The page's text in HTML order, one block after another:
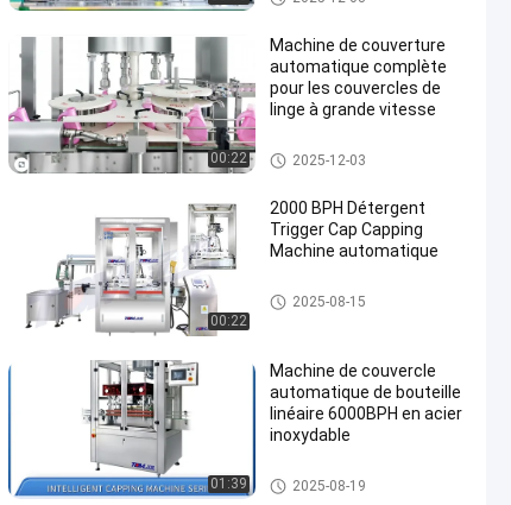
production flexible
atique
00:22
Machine de couverture
automatique complète
pour les couvercles de
linge à grande vitesse
Machine de capsulage autom
atique
2025-12-03
00:22
2000 BPH Détergent
Trigger Cap Capping
Machine automatique
Machine de capsulage autom
atique
2025-08-15
01:39
Machine de couvercle
automatique de bouteille
linéaire 6000BPH en acier
inoxydable
Machine de capsulage autom
atique
2025-08-19